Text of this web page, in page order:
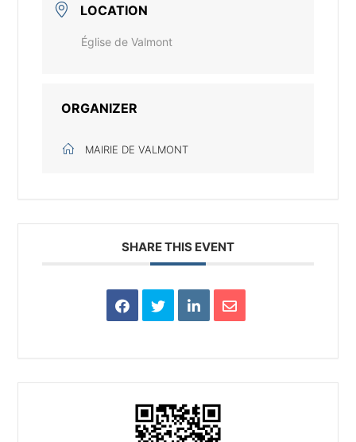
LOCATION
Église de Valmont
ORGANIZER
MAIRIE DE VALMONT
SHARE THIS EVENT